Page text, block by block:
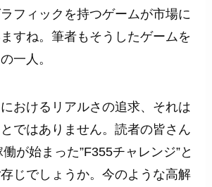
フィックを持つゲームが市場に
すね。筆者もそうしたゲームを
一人。
おけるリアルさの追求、それは
ではありません。読者の皆さん
が始まった”F355チャレンジ”と
じでしょうか。今のような高解